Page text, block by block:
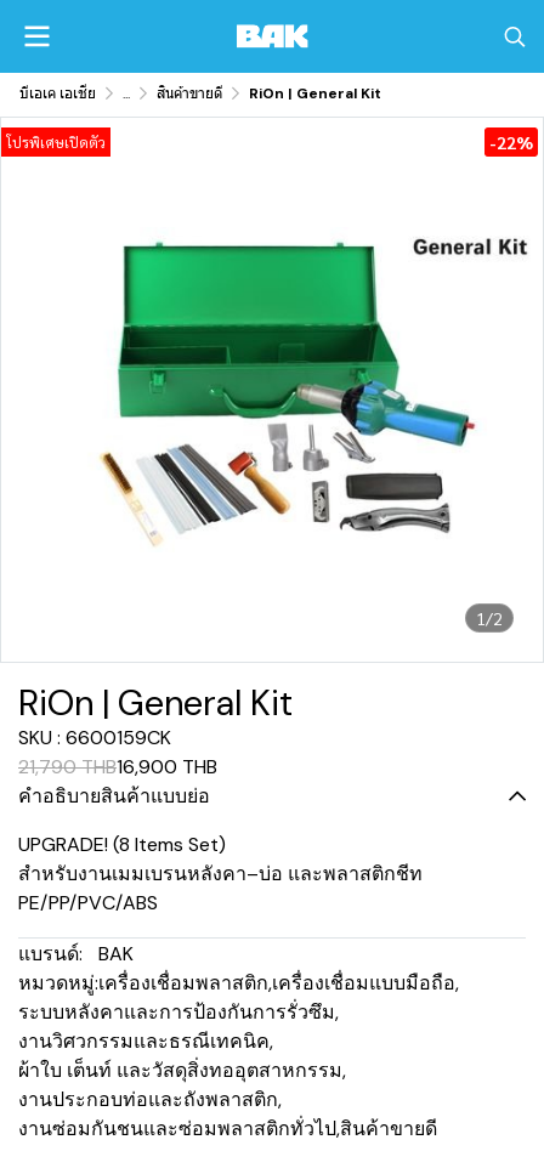
บีเอเค เอเชีย ... สินค้าขายดี RiOn | General Kit
1/2
โปรพิเศษเปิดตัว -22%
RiOn | General Kit
SKU : 6600159CK
21,790 THB16,900 THB
คำอธิบายสินค้าแบบย่อ
UPGRADE! (8 Items Set)
สำหรับงานเมมเบรนหลังคา–บ่อ และพลาสติกชีท
PE/PP/PVC/ABS
แบรนด์:
BAK
หมวดหมู่:เครื่องเชื่อมพลาสติก,เครื่องเชื่อมแบบมือถือ,
ระบบหลังคาและการป้องกันการรั่วซึม,
งานวิศวกรรมและธรณีเทคนิค,
ผ้าใบ เต็นท์ และวัสดุสิ่งทออุตสาหกรรม,
งานประกอบท่อและถังพลาสติก,
งานซ่อมกันชนและซ่อมพลาสติกทั่วไป,สินค้าขายดี